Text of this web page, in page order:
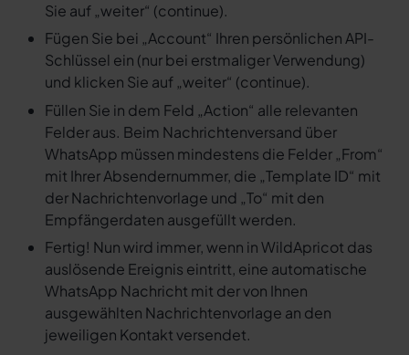
Sie auf „weiter“ (continue).
Fügen Sie bei „Account“ Ihren persönlichen API-
Schlüssel ein (nur bei erstmaliger Verwendung)
und klicken Sie auf „weiter“ (continue).
Füllen Sie in dem Feld „Action“ alle relevanten
Felder aus. Beim Nachrichtenversand über
WhatsApp müssen mindestens die Felder „From“
mit Ihrer Absendernummer, die „Template ID“ mit
der Nachrichtenvorlage und „To“ mit den
Empfängerdaten ausgefüllt werden.
Fertig! Nun wird immer, wenn in WildApricot das
auslösende Ereignis eintritt, eine automatische
WhatsApp Nachricht mit der von Ihnen
ausgewählten Nachrichtenvorlage an den
jeweiligen Kontakt versendet.